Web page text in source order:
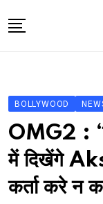
to
TELEVISION
BHOJPURI
NEWS ABTAK
STARRY SIDES
BOLLYWOOD
OMG2 :
में दिखेंगे
कर्ता करे न